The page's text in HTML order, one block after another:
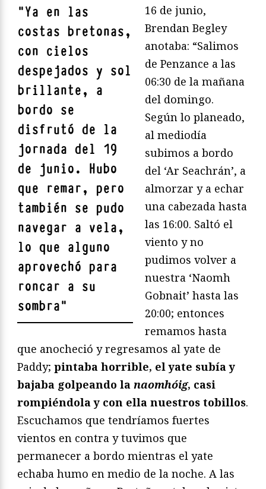
"Ya en las
costas bretonas,
con cielos
despejados y sol
brillante, a
bordo se
disfrutó de la
jornada del 19
de junio. Hubo
que remar, pero
también se pudo
navegar a vela,
lo que alguno
aprovechó para
roncar a su
sombra"
16 de junio,
Brendan Begley
anotaba: “Salimos
de Penzance a las
06:30 de la mañana
del domingo.
Según lo planeado,
al mediodía
subimos a bordo
del ‘Ar Seachrán’, a
almorzar y a echar
una cabezada hasta
las 16:00. Saltó el
viento y no
pudimos volver a
nuestra ‘Naomh
Gobnait’ hasta las
20:00; entonces
remamos hasta
que anocheció y regresamos al yate de
Paddy; pintaba horrible, el yate subía y
bajaba golpeando la naomhóig, casi
rompiéndola y con ella nuestros tobillos.
Escuchamos que tendríamos fuertes
vientos en contra y tuvimos que
permanecer a bordo mientras el yate
echaba humo en medio de la noche. A las